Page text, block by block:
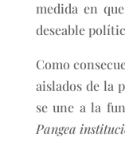
medida en
deseable
Como
aislados de la
se une a la
Pangea